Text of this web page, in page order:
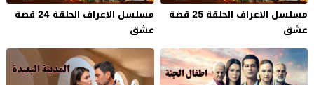
مسلسل الاعراف الحلقة 25 قصة
عشق
مسلسل الاعراف الحلقة 24 قصة
عشق